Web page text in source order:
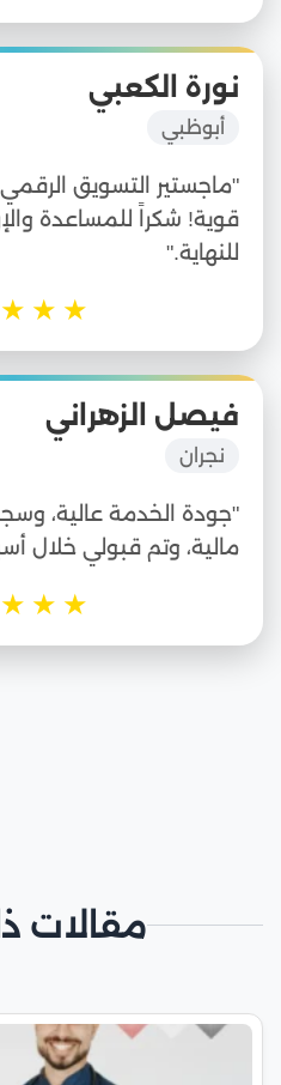
نورة الكعبي
أبوظبي
"ماجستير التسويق
قوية! شكراً للمساعدة
للنهاية."
★
★
★
فيصل الزهراني
نجران
"جودة الخدمة عالية،
مالية، وتم قبولي خلال
★
★
★
مقالات